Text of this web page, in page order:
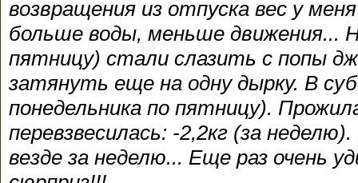
возвращения из отпуска вес у
больше воды, меньше движения...
пятницу) стали слазить с попы
затянуть еще на одну дырку. В
понедельника по пятницу).
перевзвесилась: -2,2кг (за
везде за неделю... Еще раз очень